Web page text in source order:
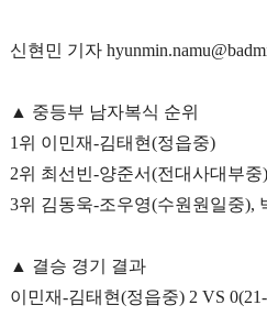
신현민 기자
▲ 중등부 남자복식 순위
1 위 이민재-김태현(정읍중)
2위 최선빈-양준서(전대사대부중)
3위 김동욱-조우영(수원원일중),
▲ 결승 경기 결과
이민재-김태현(정읍중) 2 VS